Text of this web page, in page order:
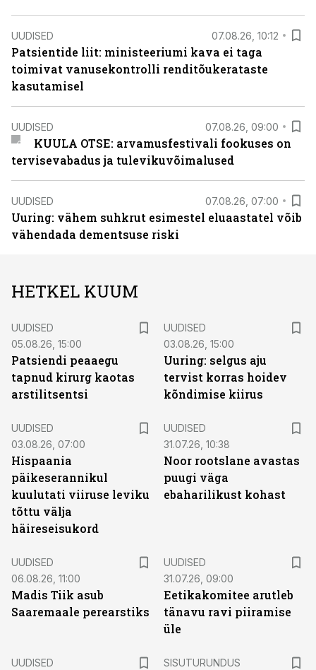
UUDISED 07.08.26, 10:12
Patsientide liit: ministeeriumi kava ei taga
toimivat vanusekontrolli renditõukerataste
kasutamisel
UUDISED 07.08.26, 09:00
KUULA OTSE: arvamusfestivali fookuses on
tervisevabadus ja tulevikuvõimalused
UUDISED 07.08.26, 07:00
Uuring: vähem suhkrut esimestel eluaastatel võib
vähendada dementsuse riski
HETKEL KUUM
UUDISED
05.08.26, 15:00
Patsiendi peaaegu
tapnud kirurg kaotas
arstilitsentsi
UUDISED
03.08.26, 15:00
Uuring: selgus aju
tervist korras hoidev
kõndimise kiirus
UUDISED
03.08.26, 07:00
Hispaania
päikeserannikul
kuulutati viiruse leviku
tõttu välja
häireseisukord
UUDISED
31.07.26, 10:38
Noor rootslane avastas
puugi väga
ebaharilikust kohast
UUDISED
06.08.26, 11:00
Madis Tiik asub
Saaremaale perearstiks
UUDISED
31.07.26, 09:00
Eetikakomitee arutleb
tänavu ravi piiramise
üle
UUDISED
SISUTURUNDUS